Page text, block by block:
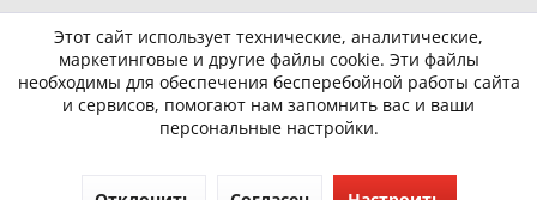
Этот сайт использует технические, аналитические,
маркетинговые и другие файлы cookie. Эти файлы
необходимы для обеспечения бесперебойной работы сайта
и сервисов, помогают нам запомнить вас и ваши
персональные настройки.